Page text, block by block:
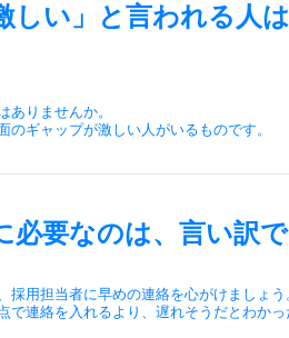
しい」と言われる人
ありませんか。
のギャップが激しい人がいるものです。
必要なのは、言い訳で
採用担当者に早めの連絡を心がけましょう
で連絡を入れるより、遅れそうだとわか